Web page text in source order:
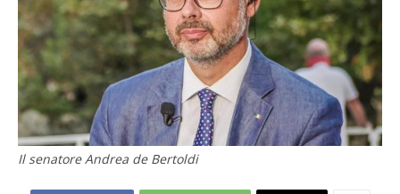
Il senatore Andrea de Bertoldi